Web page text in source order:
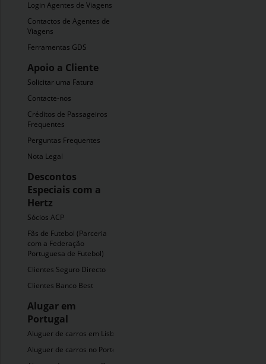
Login Agentes de Viagens
Contactos de Agentes de
Viagens
Ferramentas GDS
Apoio a Cliente
Solicitar uma Fatura
Contacte-nos
Créditos de Passageiros
Frequentes
Perguntas Frequentes
Nota Legal
Descontos
Especiais com a
Hertz
Sócios ACP
Fãs de Futebol (Parceria
com a Federação
Portuguesa de Futebol)
Clientes Seguro Directo
Clientes Banco Best
Alugar em
Portugal
Aluguer de carros em Lisboa
Aluguer de carros no Porto